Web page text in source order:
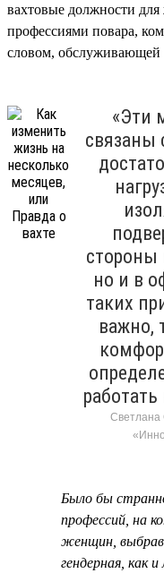
вахтовые должности
профессиями повара,
словом, обслуживающей
«Эти
связаны
стороны
но и в
таких
важно,
Светлана
Было бы
профессий, на
женщин,
гендерная, как